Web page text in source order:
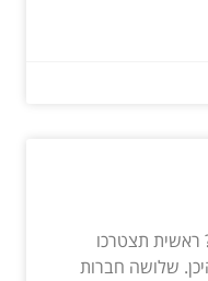
ראשית תצטרכו
שלושה חברות